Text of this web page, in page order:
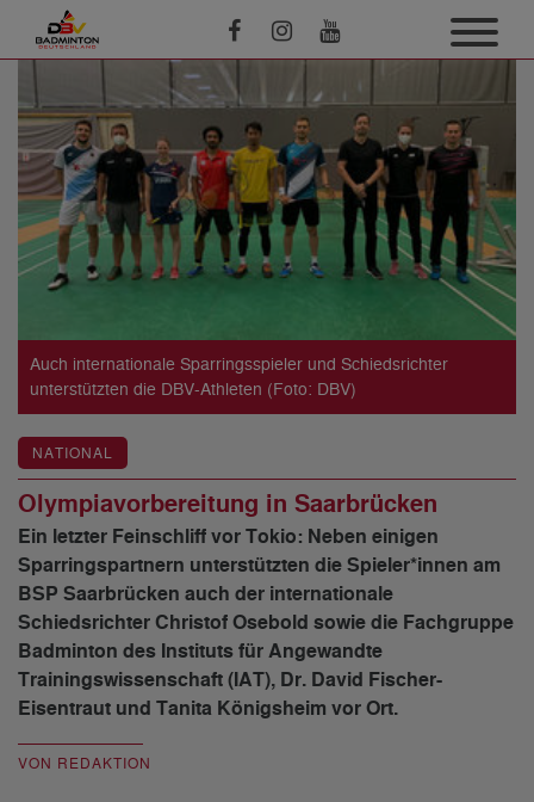
Auch internationale Sparringsspieler und Schiedsrichter
unterstützten die DBV-Athleten (Foto: DBV)
NATIONAL
Olympiavorbereitung in Saarbrücken
Ein letzter Feinschliff vor Tokio: Neben einigen
Sparringspartnern unterstützten die Spieler*innen am
BSP Saarbrücken auch der internationale
Schiedsrichter Christof Osebold sowie die Fachgruppe
Badminton des Instituts für Angewandte
Trainingswissenschaft (IAT), Dr. David Fischer-
Eisentraut und Tanita Königsheim vor Ort.
VON REDAKTION